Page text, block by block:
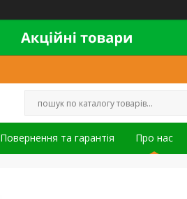
Повернення та гарантія Про нас